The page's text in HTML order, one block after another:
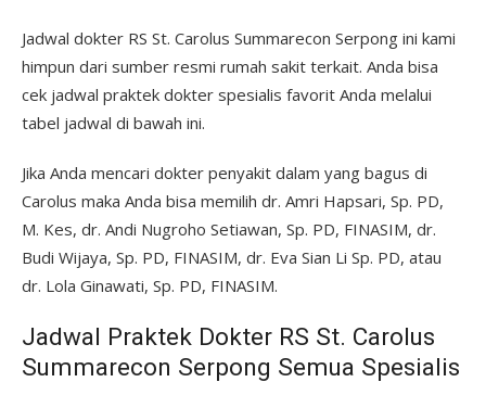
Jadwal dokter RS St. Carolus Summarecon Serpong ini kami
himpun dari sumber resmi rumah sakit terkait. Anda bisa
cek jadwal praktek dokter spesialis favorit Anda melalui
tabel jadwal di bawah ini.
Jika Anda mencari dokter penyakit dalam yang bagus di
Carolus maka Anda bisa memilih dr. Amri Hapsari, Sp. PD,
M. Kes, dr. Andi Nugroho Setiawan, Sp. PD, FINASIM, dr.
Budi Wijaya, Sp. PD, FINASIM, dr. Eva Sian Li Sp. PD, atau
dr. Lola Ginawati, Sp. PD, FINASIM.
Jadwal Praktek Dokter RS St. Carolus
Summarecon Serpong Semua Spesialis